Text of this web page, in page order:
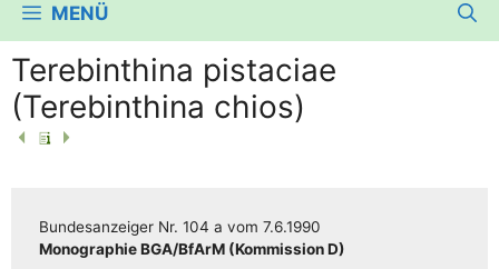
MENÜ
Terebinthina pistaciae
(Terebinthina chios)
Bun­des­an­zei­ger Nr. 104 a vom 7.6.1990
Mono­gra­phie BGA/​​BfArM (Kom­mis­si­on D)